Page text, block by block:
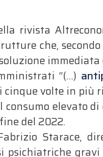
rivista
che,
“(…)
volte in più
consumo elevato
del 2022.
Starace,
psichiatriche